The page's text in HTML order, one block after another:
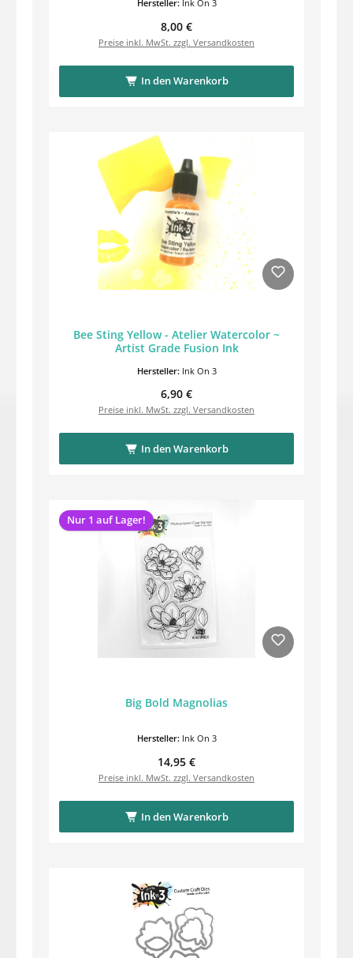
Hersteller: Ink On 3
Regulärer Preis:
8,00 €
Preise inkl. MwSt. zzgl. Versandkosten
In den Warenkorb
Bee Sting Yellow - Atelier Watercolor ~
Artist Grade Fusion Ink
Hersteller: Ink On 3
Regulärer Preis:
6,90 €
Preise inkl. MwSt. zzgl. Versandkosten
In den Warenkorb
Nur 1 auf Lager!
Big Bold Magnolias
Hersteller: Ink On 3
Regulärer Preis:
14,95 €
Preise inkl. MwSt. zzgl. Versandkosten
In den Warenkorb